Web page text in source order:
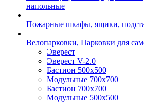
напольные
Пожарные шкафы, ящики,
Велопарковки, Парковки для
Эверест
Эверест V-2.0
Бастион 500х500
Модульные 700х700
Бастион 700х700
Модульные 500х500